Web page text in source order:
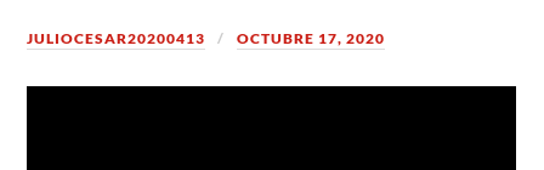
JULIOCESAR20200413 OCTUBRE 17, 2020